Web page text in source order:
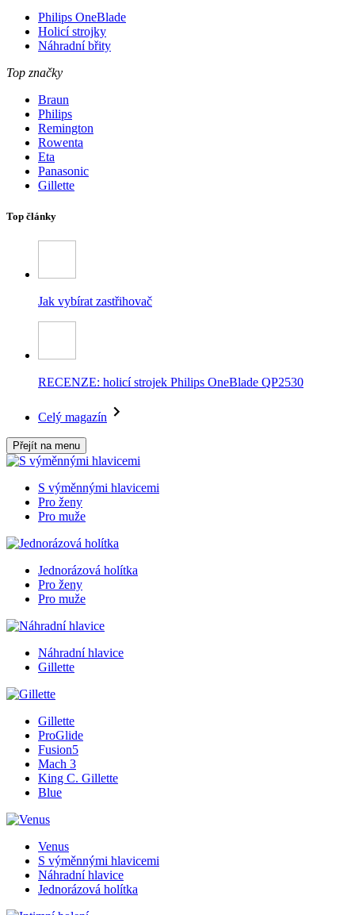
Philips OneBlade
Holicí strojky
Náhradní břity
Top značky
Braun
Philips
Remington
Rowenta
Eta
Panasonic
Gillette
Top články
Jak vybírat zastřihovač
RECENZE: holicí strojek Philips OneBlade QP2530
Celý magazín
Přejít na menu
S výměnnými hlavicemi
Pro ženy
Pro muže
Jednorázová holítka
Pro ženy
Pro muže
Náhradní hlavice
Gillette
Gillette
ProGlide
Fusion5
Mach 3
King C. Gillette
Blue
Venus
S výměnnými hlavicemi
Náhradní hlavice
Jednorázová holítka